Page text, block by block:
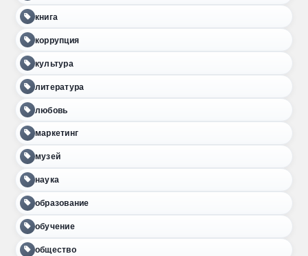
книга
коррупция
культура
литература
любовь
маркетинг
музей
наука
образование
обучение
общество